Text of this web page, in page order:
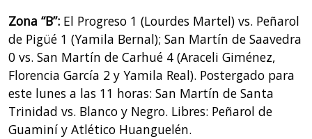
Zona “B”:El Progreso 1 (Lourdes Martel) vs. Peñarol
de Pigüé 1 (Yamila Bernal); San Martín de Saavedra
0 vs. San Martín de Carhué 4 (Araceli Giménez,
Florencia García 2 y Yamila Real). Postergado para
este lunes a las 11 horas: San Martín de Santa
Trinidad vs. Blanco y Negro. Libres: Peñarol de
Guaminí y Atlético Huanguelén.